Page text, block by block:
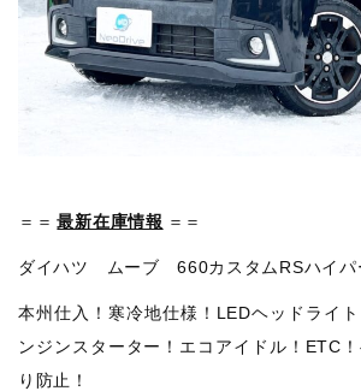
＝＝ 最新在庫情報 ＝＝
ダイハツ ムーブ 660カスタムRSハイパ
本州仕入！寒冷地仕様！LEDヘッドライ
ンジンスターター！エコアイドル！ETC
り防止！